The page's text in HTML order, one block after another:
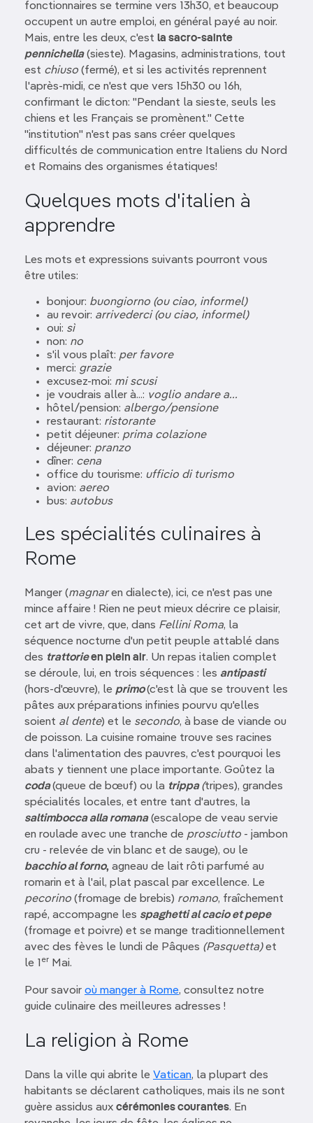
fonctionnaires se termine vers 13h30, et beaucoup
occupent un autre emploi, en général payé au noir.
Mais, entre les deux, c'est la sacro-sainte
pennichella(sieste). Magasins, administrations, tout
est chiuso (fermé), et si les activités reprennent
l'après-midi, ce n'est que vers 15h30 ou 16h,
confirmant le dicton: "Pendant la sieste, seuls les
chiens et les Français se promènent." Cette
"institution" n'est pas sans créer quelques
difficultés de communication entre Italiens du Nord
et Romains des organismes étatiques!
Quelques mots d'italien à
apprendre
Les mots et expressions suivants pourront vous
être utiles:
bonjour: buongiorno (ou ciao, informel)
au revoir: arrivederci (ou ciao, informel)
oui: sì
non: no
s'il vous plaît: per favore
merci: grazie
excusez-moi: mi scusi
je voudrais aller à...: voglio andare a...
hôtel/pension: albergo/pensione
restaurant: ristorante
petit déjeuner: prima colazione
déjeuner: pranzo
dîner: cena
office du tourisme: ufficio di turismo
avion: aereo
bus: autobus
Les spécialités culinaires à
Rome
Manger (magnaren dialecte), ici, ce n'est pas une
mince affaire ! Rien ne peut mieux décrire ce plaisir,
cet art de vivre, que, dans Fellini Roma, la
séquence nocturne d'un petit peuple attablé dans
des trattorieen plein air. Un repas italien complet
se déroule, lui, en trois séquences : les antipasti
(hors-d'œuvre), le primo(c'est là que se trouvent les
pâtes aux préparations infinies pourvu qu'elles
soient al dente) et le secondo, à base de viande ou
de poisson. La cuisine romaine trouve ses racines
dans l'alimentation des pauvres, c'est pourquoi les
abats y tiennent une place importante. Goûtez la
coda(queue de bœuf) ou la trippa(tripes), grandes
spécialités locales, et entre tant d'autres, la
saltimbocca alla romana(escalope de veau servie
en roulade avec une tranche de prosciutto - jambon
cru - relevée de vin blanc et de sauge), ou le
bacchio al forno, agneau de lait rôti parfumé au
romarin et à l'ail, plat pascal par excellence. Le
pecorino (fromage de brebis) romano, fraîchement
rapé, accompagne les spaghetti al cacio et pepe
(fromage et poivre) et se mange traditionnellement
avec des fèves le lundi de Pâques (Pasquetta)et
le 1 er Mai.
Pour savoir où manger à Rome, consultez notre
guide culinaire des meilleures adresses !
La religion à Rome
Dans la ville qui abrite le Vatican, la plupart des
habitants se déclarent catholiques, mais ils ne sont
guère assidus aux cérémonies courantes. En